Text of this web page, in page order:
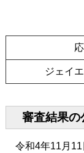
ジェイ
審査結果
令和4年11月11